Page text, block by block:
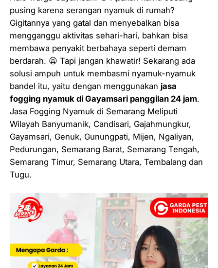
pusing karena serangan nyamuk di rumah?
Gigitannya yang gatal dan menyebalkan bisa
mengganggu aktivitas sehari-hari, bahkan bisa
membawa penyakit berbahaya seperti demam
berdarah. 😫 Tapi jangan khawatir! Sekarang ada
solusi ampuh untuk membasmi nyamuk-nyamuk
bandel itu, yaitu dengan menggunakan jasa
fogging nyamuk di Gayamsari panggilan 24 jam.
Jasa Fogging Nyamuk di Semarang Meliputi
Wilayah Banyumanik, Candisari, Gajahmungkur,
Gayamsari, Genuk, Gunungpati, Mijen, Ngaliyan,
Pedurungan, Semarang Barat, Semarang Tengah,
Semarang Timur, Semarang Utara, Tembalang dan
Tugu.